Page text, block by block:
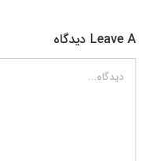
Leave A دیدگاه
دیدگاه